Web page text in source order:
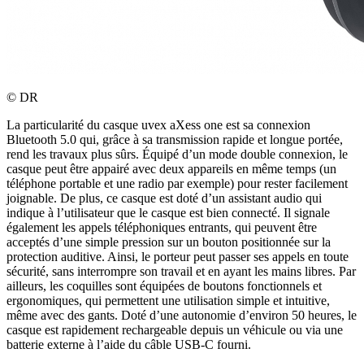
© DR
La particularité du casque uvex aXess one est sa connexion
Bluetooth 5.0 qui, grâce à sa transmission rapide et longue portée,
rend les travaux plus sûrs. Équipé d’un mode double connexion, le
casque peut être appairé avec deux appareils en même temps (un
téléphone portable et une radio par exemple) pour rester facilement
joignable. De plus, ce casque est doté d’un assistant audio qui
indique à l’utilisateur que le casque est bien connecté. Il signale
également les appels téléphoniques entrants, qui peuvent être
acceptés d’une simple pression sur un bouton positionnée sur la
protection auditive. Ainsi, le porteur peut passer ses appels en toute
sécurité, sans interrompre son travail et en ayant les mains libres. Par
ailleurs, les coquilles sont équipées de boutons fonctionnels et
ergonomiques, qui permettent une utilisation simple et intuitive,
même avec des gants. Doté d’une autonomie d’environ 50 heures, le
casque est rapidement rechargeable depuis un véhicule ou via une
batterie externe à l’aide du câble USB-C fourni.